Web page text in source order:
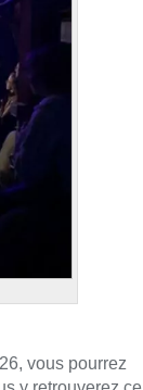
vous pourrez